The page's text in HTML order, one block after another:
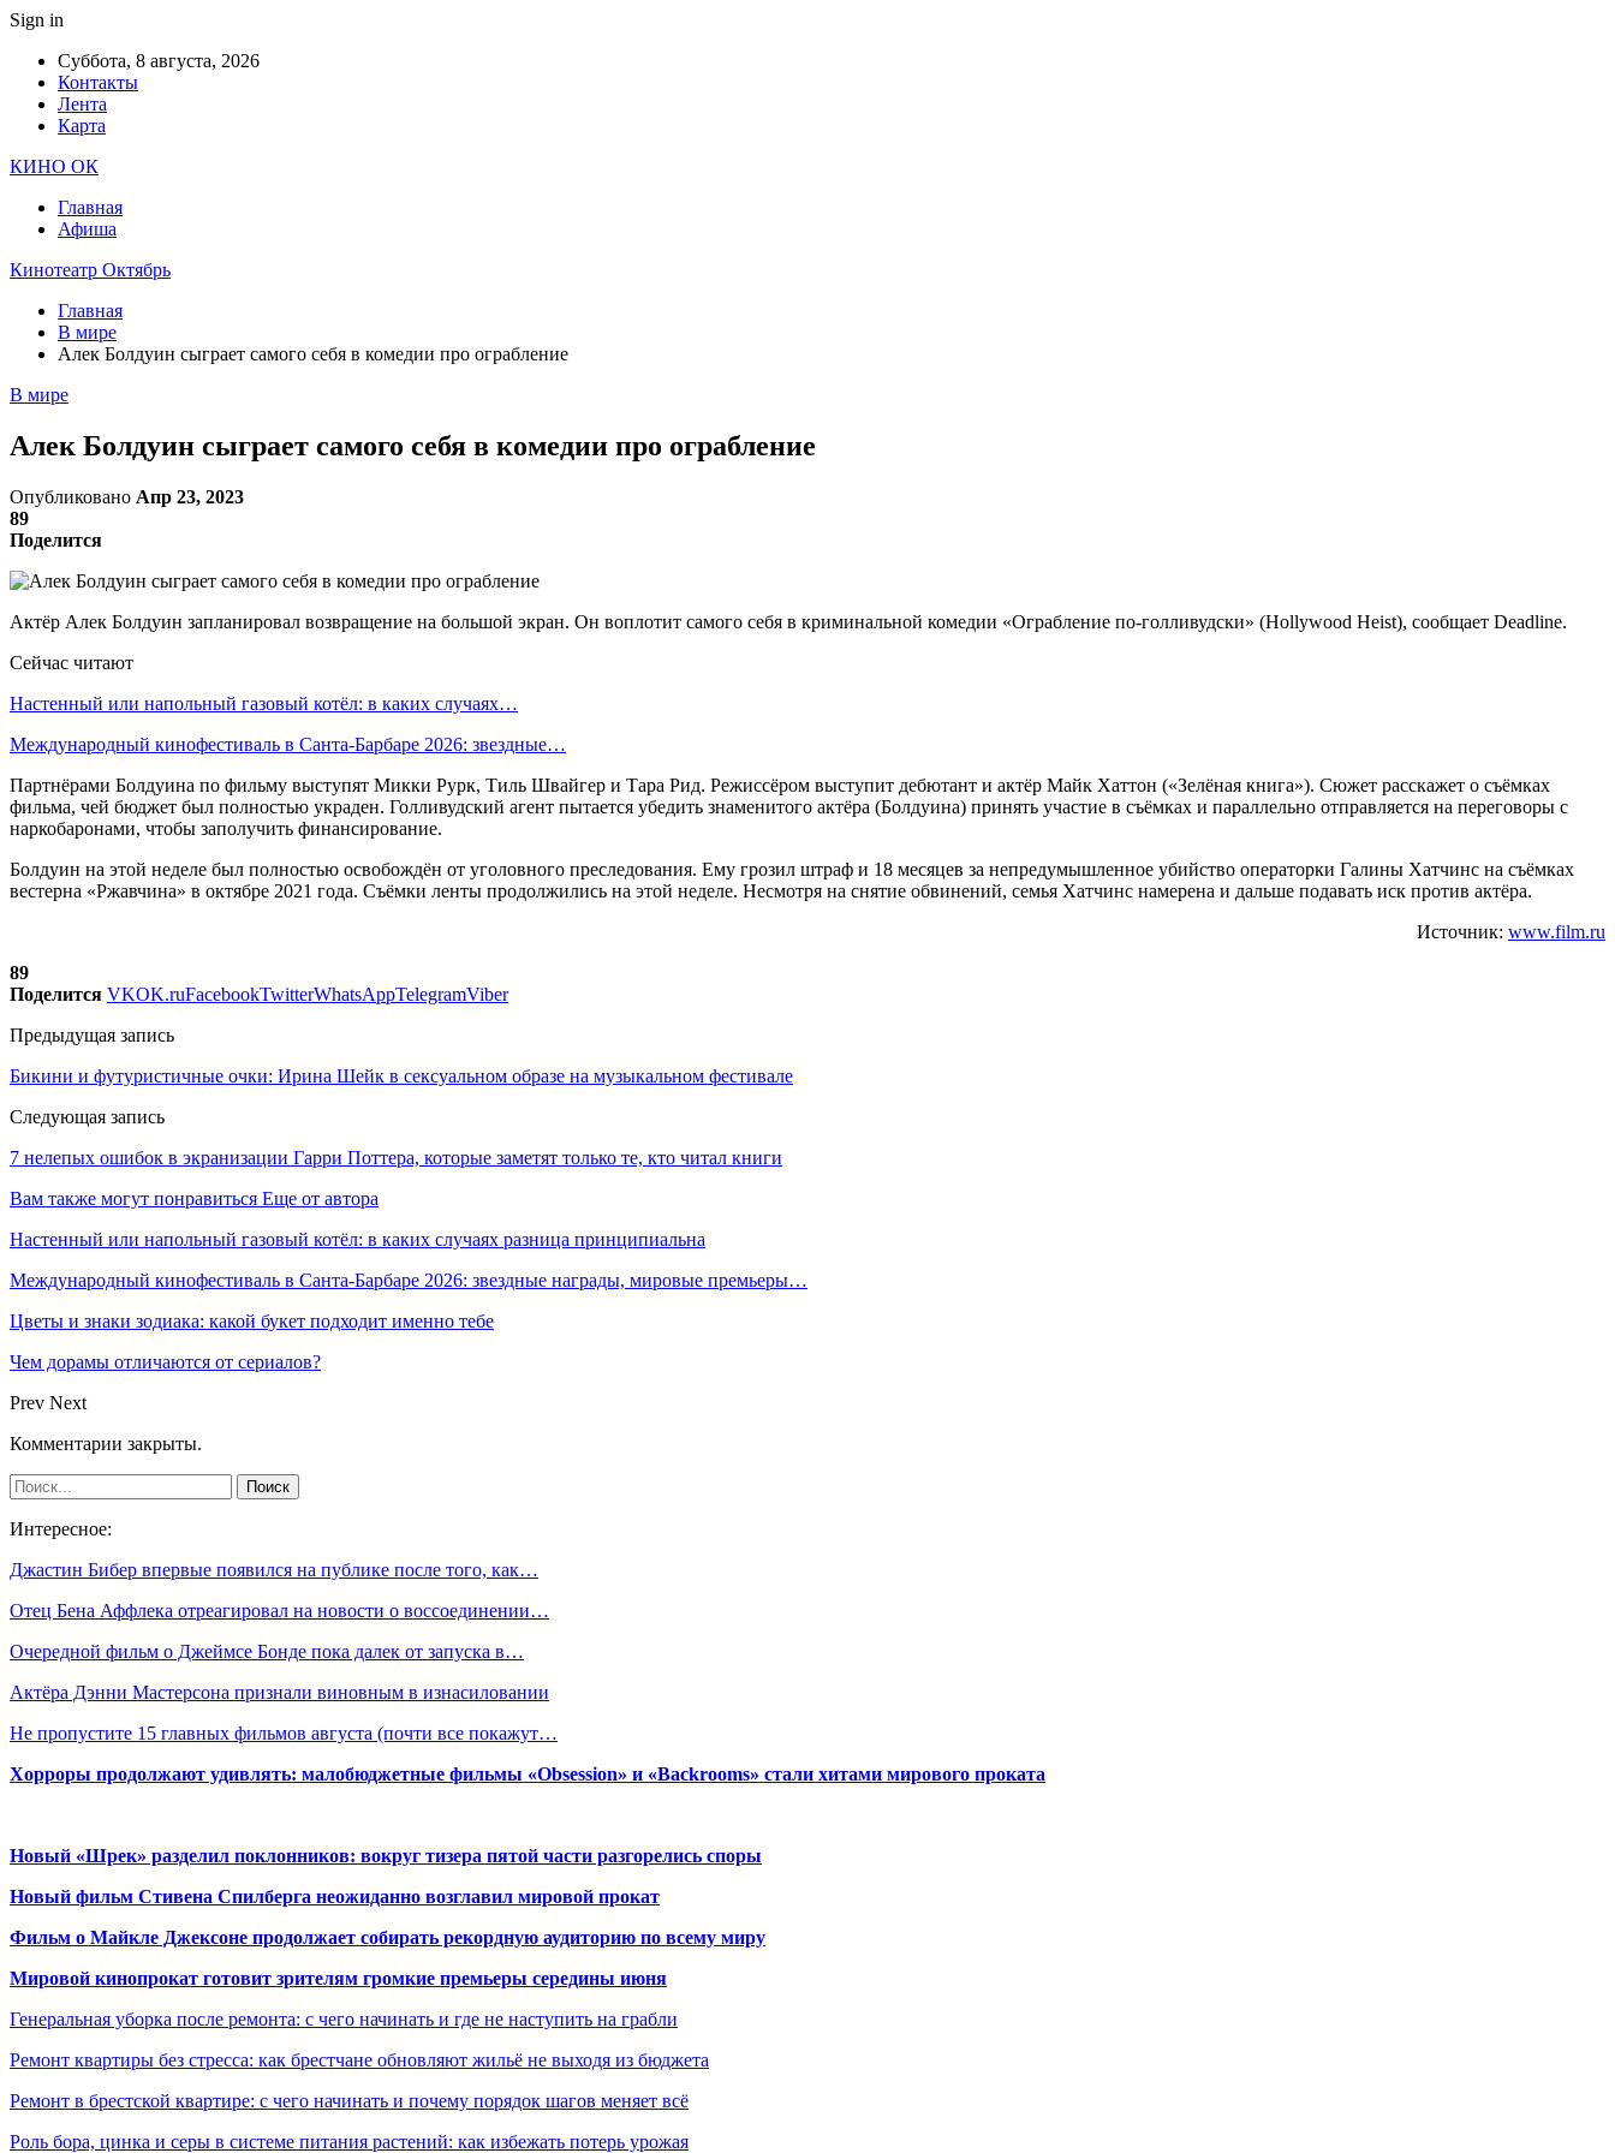
Sign in
Суббота, 8 августа, 2026
Контакты
Лента
Карта
КИНО ОК
Главная
Афиша
Кинотеатр Октябрь
Главная
В мире
Алек Болдуин сыграет самого себя в комедии про ограбление
В мире
Алек Болдуин сыграет самого себя в комедии про ограбление
Опубликовано Апр 23, 2023
89
Поделится
Актёр Алек Болдуин запланировал возвращение на большой экран. Он воплотит самого себя в криминальной комедии «Ограбление по-голливудски» (Hollywood Heist), сообщает Deadline.
Сейчас читают
Настенный или напольный газовый котёл: в каких случаях…
Международный кинофестиваль в Санта-Барбаре 2026: звездные…
Партнёрами Болдуина по фильму выступят Микки Рурк, Тиль Швайгер и Тара Рид. Режиссёром выступит дебютант и актёр Майк Хаттон («Зелёная книга»). Сюжет расскажет о съёмках
фильма, чей бюджет был полностью украден. Голливудский агент пытается убедить знаменитого актёра (Болдуина) принять участие в съёмках и параллельно отправляется на переговоры с
наркобаронами, чтобы заполучить финансирование.
Болдуин на этой неделе был полностью освобождён от уголовного преследования. Ему грозил штраф и 18 месяцев за непредумышленное убийство операторки Галины Хатчинс на съёмках
вестерна «Ржавчина» в октябре 2021 года. Съёмки ленты продолжились на этой неделе. Несмотря на снятие обвинений, семья Хатчинс намерена и дальше подавать иск против актёра.
Источник: www.film.ru
89
Поделится VKOK.ruFacebookTwitterWhatsAppTelegramViber
Предыдущая запись
Бикини и футуристичные очки: Ирина Шейк в сексуальном образе на музыкальном фестивале
Следующая запись
7 нелепых ошибок в экранизации Гарри Поттера, которые заметят только те, кто читал книги
Вам также могут понравиться Еще от автора
Настенный или напольный газовый котёл: в каких случаях разница принципиальна
Международный кинофестиваль в Санта-Барбаре 2026: звездные награды, мировые премьеры…
Цветы и знаки зодиака: какой букет подходит именно тебе
Чем дорамы отличаются от сериалов?
Prev Next
Комментарии закрыты.
Интересное:
Джастин Бибер впервые появился на публике после того, как…
Отец Бена Аффлека отреагировал на новости о воссоединении…
Очередной фильм о Джеймсе Бонде пока далек от запуска в…
Актёра Дэнни Мастерсона признали виновным в изнасиловании
Не пропустите 15 главных фильмов августа (почти все покажут…
Хорроры продолжают удивлять: малобюджетные фильмы «Obsession» и «Backrooms» стали хитами мирового проката
Новый «Шрек» разделил поклонников: вокруг тизера пятой части разгорелись споры
Новый фильм Стивена Спилберга неожиданно возглавил мировой прокат
Фильм о Майкле Джексоне продолжает собирать рекордную аудиторию по всему миру
Мировой кинопрокат готовит зрителям громкие премьеры середины июня
Генеральная уборка после ремонта: с чего начинать и где не наступить на грабли
Ремонт квартиры без стресса: как брестчане обновляют жильё не выходя из бюджета
Ремонт в брестской квартире: с чего начинать и почему порядок шагов меняет всё
Роль бора, цинка и серы в системе питания растений: как избежать потерь урожая